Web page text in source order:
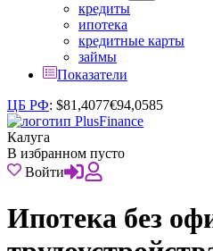
кредиты
ипотека
кредитные карты
займы
Показатели
ЦБ РФ: $81,4077€94,0585
Калуга
В избранном пусто
Войти
Ипотека без